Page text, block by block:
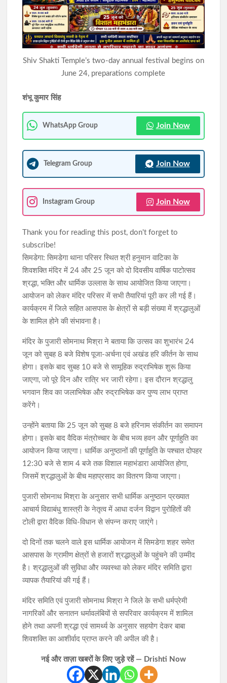
10 अगस्त को विधानसभा घेराव की तैयारी, JPSC-JSSC रिफॉर्म मंच की
छात्रों से रांची पहुंचने की अपील की
सिमडेगा के एसडीओ टैक्सी स्टैंड व मार्केट कॉम्प्लेक्स में चला अतिक्रमण
Shiv Shakti Temple’s two-day annual festival begins on
June 24, preparations complete
शंभू कुमार सिंह
WhatsApp Group Join Now
Telegram Group Join Now
Instagram Group Join Now
Thank you for reading this post, don't forget to
subscribe!
सिमडेगा: सिमडेगा थाना परिसर स्थित श्री हनुमान वाटिका के
शिवशक्ति मंदिर में 24 और 25 जून को दो दिवसीय वार्षिक पाटोत्सव
श्रद्धा, भक्ति और धार्मिक उल्लास के साथ आयोजित किया जाएगा।
आयोजन को लेकर मंदिर परिसर में सभी तैयारियां पूरी कर ली गई हैं।
कार्यक्रम में जिले सहित आसपास के क्षेत्रों से बड़ी संख्या में श्रद्धालुओं
के शामिल होने की संभावना है।
मंदिर के पुजारी सोमनाथ मिश्रा ने बताया कि उत्सव का शुभारंभ 24
जून को सुबह 8 बजे विशेष पूजा-अर्चना एवं अखंड हरि कीर्तन के साथ
होगा। इसके बाद सुबह 10 बजे से सामूहिक रुद्राभिषेक शुरू किया
जाएगा, जो पूरे दिन और रात्रि भर जारी रहेगा। इस दौरान श्रद्धालु
भगवान शिव का जलाभिषेक और रुद्राभिषेक कर पुण्य लाभ प्राप्त
करेंगे।
उन्होंने बताया कि 25 जून को सुबह 8 बजे हरिनाम संकीर्तन का समापन
होगा। इसके बाद वैदिक मंत्रोच्चार के बीच भव्य हवन और पूर्णाहुति का
आयोजन किया जाएगा। धार्मिक अनुष्ठानों की पूर्णाहुति के पश्चात दोपहर
12:30 बजे से शाम 4 बजे तक विशाल महाभंडारा आयोजित होगा,
जिसमें श्रद्धालुओं के बीच महाप्रसाद का वितरण किया जाएगा।
पुजारी सोमनाथ मिश्रा के अनुसार सभी धार्मिक अनुष्ठान प्रख्यात
आचार्य विद्याबंधु शास्त्री के नेतृत्व में आधा दर्जन विद्वान पुरोहितों की
टोली द्वारा वैदिक विधि-विधान से संपन्न कराए जाएंगे।
दो दिनों तक चलने वाले इस धार्मिक आयोजन में सिमडेगा शहर समेत
आसपास के ग्रामीण क्षेत्रों से हजारों श्रद्धालुओं के पहुंचने की उम्मीद
है। श्रद्धालुओं की सुविधा और व्यवस्था को लेकर मंदिर समिति द्वारा
व्यापक तैयारियां की गई हैं।
मंदिर समिति एवं पुजारी सोमनाथ मिश्रा ने जिले के सभी धर्मप्रेमी
नागरिकों और सनातन धर्मावलंबियों से सपरिवार कार्यक्रम में शामिल
होने तथा अपनी श्रद्धा एवं सामर्थ्य के अनुसार सहयोग देकर बाबा
शिवशक्ति का आशीर्वाद प्राप्त करने की अपील की है।
नई और ताज़ा खबरों के लिए जुड़े रहें — Drishti Now